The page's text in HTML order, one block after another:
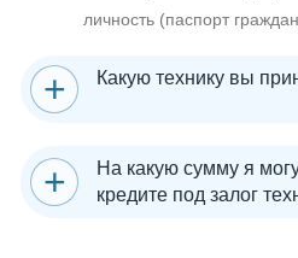
личность (паспорт
Какую технику вы
На какую сумму я
кредите под залог